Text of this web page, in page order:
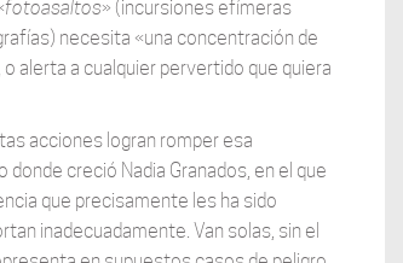
fotoasaltos» (incursiones efímeras
necesita «una concentración de
alerta a cualquier pervertido que quiera
acciones logran romper esa
creció Nadia Granados, en el que
que precisamente les ha sido
inadecuadamente. Van solas, sin el